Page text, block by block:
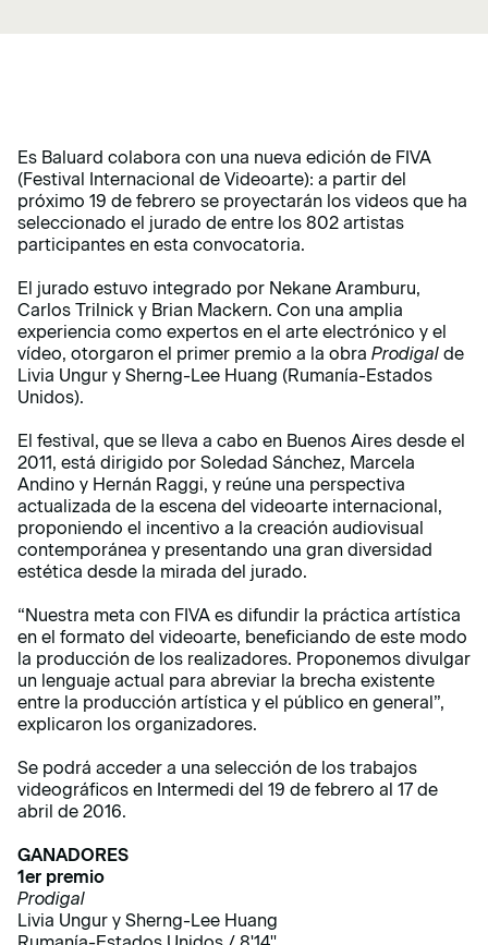
Es Baluard colabora con una nueva edición de FIVA
(Festival Internacional de Videoarte): a partir del
próximo 19 de febrero se proyectarán los videos que ha
seleccionado el jurado de entre los 802 artistas
participantes en esta convocatoria.
El jurado estuvo integrado por Nekane Aramburu,
Carlos Trilnick y Brian Mackern. Con una amplia
experiencia como expertos en el arte electrónico y el
vídeo, otorgaron el primer premio a la obra Prodigal de
Livia Ungur y Sherng-Lee Huang (Rumanía-Estados
Unidos).
El festival, que se lleva a cabo en Buenos Aires desde el
2011, está dirigido por Soledad Sánchez, Marcela
Andino y Hernán Raggi, y reúne una perspectiva
actualizada de la escena del videoarte internacional,
proponiendo el incentivo a la creación audiovisual
contemporánea y presentando una gran diversidad
estética desde la mirada del jurado.
“Nuestra meta con FIVA es difundir la práctica artística
en el formato del videoarte, beneficiando de este modo
la producción de los realizadores. Proponemos divulgar
un lenguaje actual para abreviar la brecha existente
entre la producción artística y el público en general”,
explicaron los organizadores.
Se podrá acceder a una selección de los trabajos
videográficos en Intermedi del 19 de febrero al 17 de
abril de 2016.
GANADORES
1er premio
Prodigal
Livia Ungur y Sherng-Lee Huang